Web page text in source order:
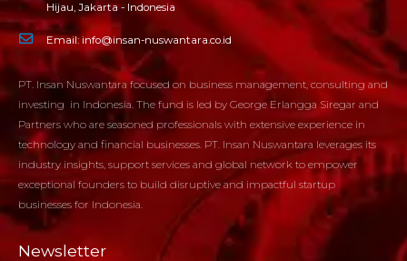
Hijau, Jakarta - Indonesia
Email: info@insan-nuswantara.co.id
PT. Insan Nuswantara focused on business management, consulting and
investing in Indonesia. The fund is led by George Erlangga Siregar and
Partners who are seasoned professionals with extensive experience in
technology and financial businesses. PT. Insan Nuswantara leverages its
industry insights, support services and global network to empower
exceptional founders to build disruptive and impactful startup
businesses for Indonesia.
Newsletter